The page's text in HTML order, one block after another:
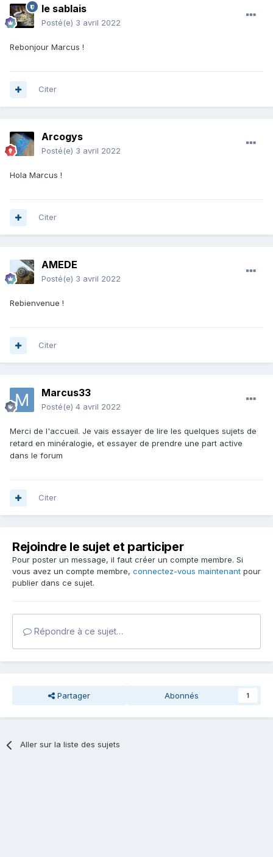
le sablais
Posté(e) 3 avril 2022
Rebonjour Marcus !
Citer
Arcogys
Posté(e) 3 avril 2022
Hola Marcus !
Citer
AMEDE
Posté(e) 3 avril 2022
Rebienvenue !
Citer
Marcus33
Posté(e) 4 avril 2022
Merci de l'accueil. Je vais essayer de lire les quelques sujets de
retard en minéralogie, et essayer de prendre une part active
dans le forum
Citer
Rejoindre le sujet et participer
Pour poster un message, il faut créer un compte membre. Si
vous avez un compte membre, connectez-vous maintenant pour
publier dans ce sujet.
Répondre à ce sujet…
Partager Abonnés 1
Aller sur la liste des sujets